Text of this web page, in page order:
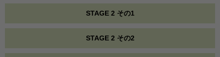
STAGE 2 その1
STAGE 2 その2